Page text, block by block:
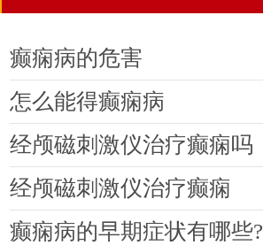
癫痫病的危害
怎么能得癫痫病
经颅磁刺激仪治疗癫痫吗
经颅磁刺激仪治疗癫痫
癫痫病的早期症状有哪些?